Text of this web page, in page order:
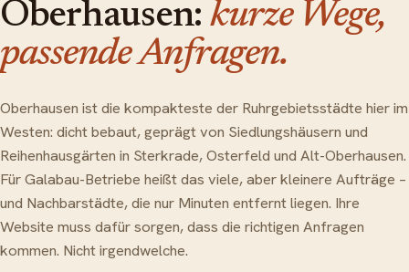
Oberhausen: kurze Wege,
passende Anfragen.
Oberhausen ist die kompakteste der Ruhrgebietsstädte hier im
Westen: dicht bebaut, geprägt von Siedlungshäusern und
Reihenhausgärten in Sterkrade, Osterfeld und Alt-Oberhausen.
Für Galabau-Betriebe heißt das viele, aber kleinere Aufträge –
und Nachbarstädte, die nur Minuten entfernt liegen. Ihre
Website muss dafür sorgen, dass die richtigen Anfragen
kommen. Nicht irgendwelche.